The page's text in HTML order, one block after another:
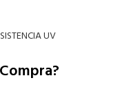
UV